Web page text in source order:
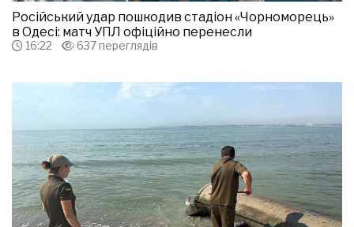
Російський удар пошкодив стадіон «Чорноморець»
в Одесі: матч УПЛ офіційно перенесли
16:22 637 переглядів